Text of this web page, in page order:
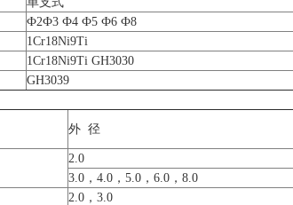
Ф2Ф3 Ф4 Ф5 Ф6 Ф8
1Cr18Ni9Ti
1Cr18Ni9Ti GH3030
GH3039
外 径
2.0
3.0，4.0，5.0，6.0，8.0
2.0，3.0